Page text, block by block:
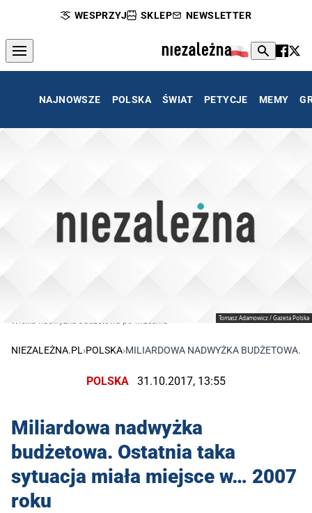
WESPRZYJ SKLEP NEWSLETTER
NAJNOWSZE POLSKA ŚWIAT PETYCJE MEMY
Tomasz Adamowicz / Gazeta Polska
NIEZALEŻNA.PL ›POLSKA›MILIARDOWA NADWYŻKA BUDŻETOWA.
POLSKA 31.10.2017, 13:55
Miliardowa nadwyżka
budżetowa. Ostatnia taka
sytuacja miała miejsce w… 2007
roku